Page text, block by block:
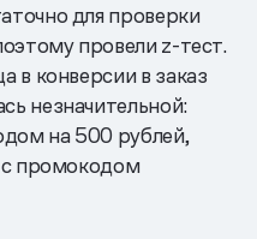
для проверки
провели z-тест.
в конверсии в заказ
незначительной:
на 500 рублей,
промокодом